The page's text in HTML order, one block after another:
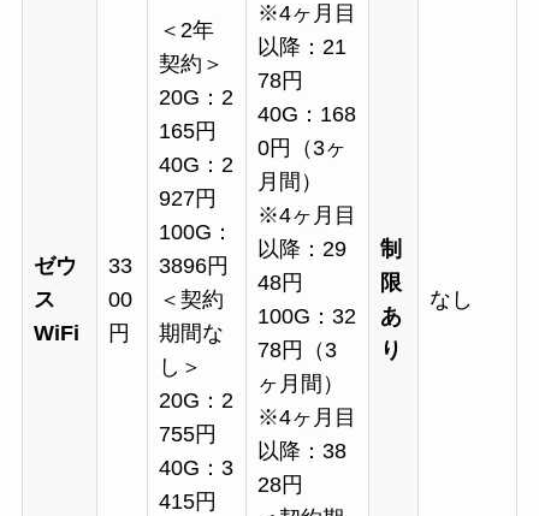
ゼウ
ス
WiFi
33
00
円
＜2年
契約＞
20G：2
165円
40G：2
927円
100G：
3896円
＜契約
期間な
し＞
20G：2
755円
40G：3
415円
※4ヶ月目
以降：21
78円
40G：168
0円（3ヶ
月間）
※4ヶ月目
以降：29
48円
100G：32
78円（3
ヶ月間）
※4ヶ月目
以降：38
28円
制
限
あ
り
なし